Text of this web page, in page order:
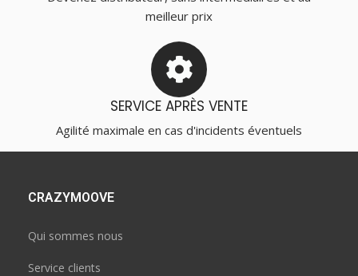
meilleur prix
SERVICE APRÈS VENTE
Agilité maximale en cas d'incidents éventuels
CRAZYMOOVE
Qui sommes nous
Service clients